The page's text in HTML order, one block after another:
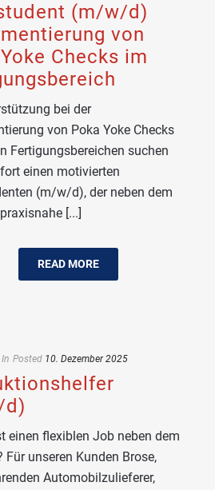
(m/w/d)
von
Checks im
bei der
von Poka Yoke Checks
Fertigungsbereichen suchen
einen motivierten
(m/w/d), der neben dem
[...]
READ MORE
In Posted 10. Dezember 2025
einen flexiblen Job neben dem
Für unseren Kunden Brose,
Automobilzulieferer,